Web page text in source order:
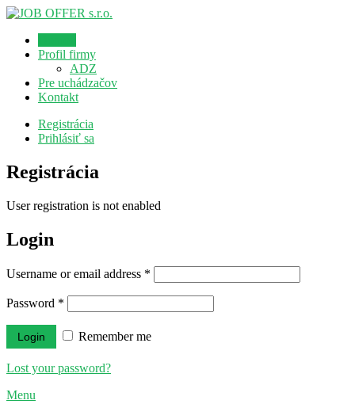
Profil firmy
ADZ
Pre uchádzačov
Kontakt
Registrácia
Prihlásiť sa
Registrácia
User registration is not enabled
Login
Username or email address *
Password *
Remember me
Lost your password?
Menu